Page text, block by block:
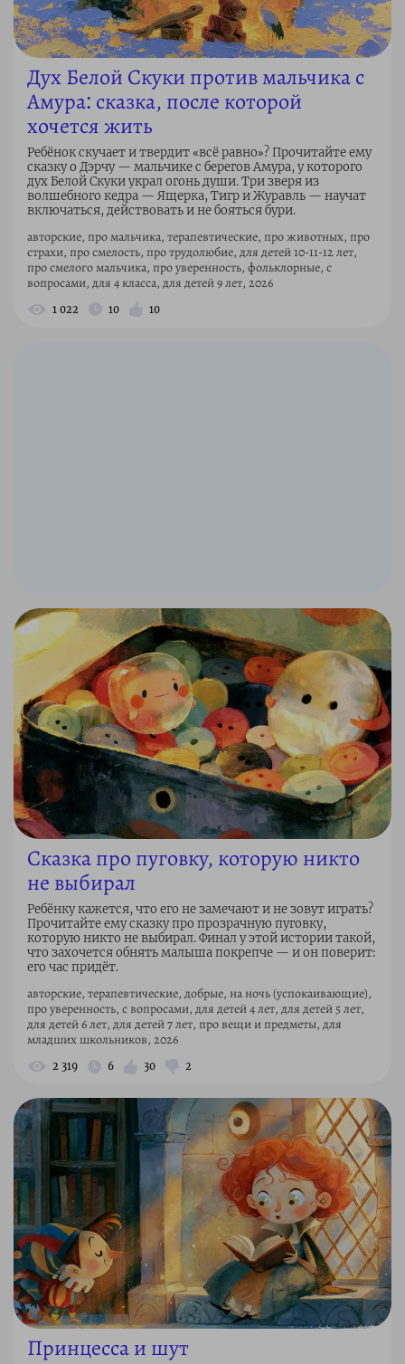
Дух Белой Скуки против мальчика с
Амура: сказка, после которой
хочется жить
Ребёнок скучает и твердит «всё равно»? Прочитайте ему
сказку о Дэрчу — мальчике с берегов Амура, у которого
дух Белой Скуки украл огонь души. Три зверя из
волшебного кедра — Ящерка, Тигр и Журавль — научат
включаться, действовать и не бояться бури.
авторские, про мальчика, терапевтические, про животных, про
страхи, про смелость, про трудолюбие, для детей 10-11-12 лет,
про смелого мальчика, про уверенность, фольклорные, с
вопросами, для 4 класса, для детей 9 лет, 2026
1 022 10 10
Сказка про пуговку, которую никто
не выбирал
Ребёнку кажется, что его не замечают и не зовут играть?
Прочитайте ему сказку про прозрачную пуговку,
которую никто не выбирал. Финал у этой истории такой,
что захочется обнять малыша покрепче — и он поверит:
его час придёт.
авторские, терапевтические, добрые, на ночь (успокаивающие),
про уверенность, с вопросами, для детей 4 лет, для детей 5 лет,
для детей 6 лет, для детей 7 лет, про вещи и предметы, для
младших школьников, 2026
2 319 6 30 2
Принцесса и шут